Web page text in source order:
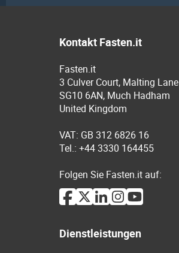
Kontakt Fasten.it
Fasten.it
3 Culver Court, Malting Lane
SG10 6AN, Much Hadham
United Kingdom
VAT: GB 312 6826 16
Tel.: +44 3330 164455
Folgen Sie Fasten.it auf:
Dienstleistungen